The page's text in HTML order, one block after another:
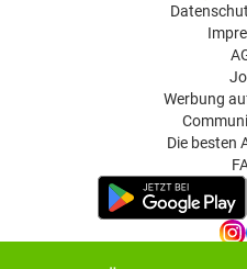
Werbung
Die besten